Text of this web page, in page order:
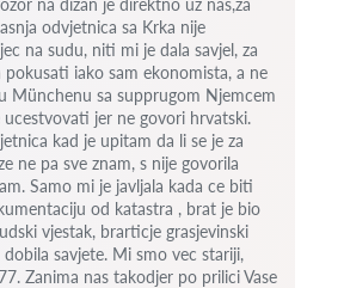
odvjetnica sa Krka nije
na sudu, niti mi je dala savjel, za
pokusati iako sam ekonomista, a ne
Münchenu sa supprugom Njemcem
jer ne govori hrvatski.
kad je upitam da li se je za
ne pa sve znam, s nije govorila
Samo mi je javljala kada ce biti
od katastra , brat je bio
vjestak, brarticje grasjevinski
savjete. Mi smo vec stariji,
Zanima nas takodjer po prilici Vase